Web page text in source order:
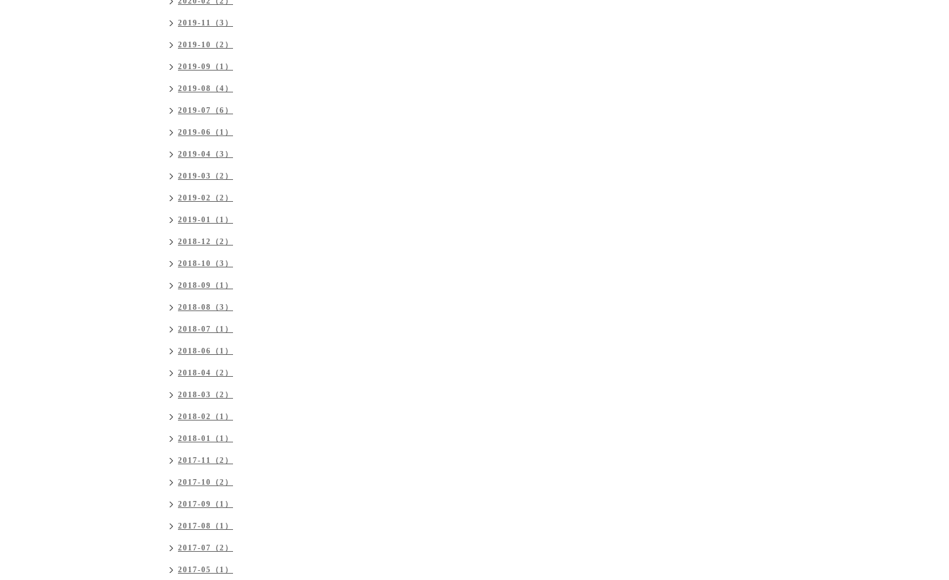
2019-11（3）
2019-10（2）
2019-09（1）
2019-08（4）
2019-07（6）
2019-06（1）
2019-04（3）
2019-03（2）
2019-02（2）
2019-01（1）
2018-12（2）
2018-10（3）
2018-09（1）
2018-08（3）
2018-07（1）
2018-06（1）
2018-04（2）
2018-03（2）
2018-02（1）
2018-01（1）
2017-11（2）
2017-10（2）
2017-09（1）
2017-08（1）
2017-07（2）
2017-05（1）